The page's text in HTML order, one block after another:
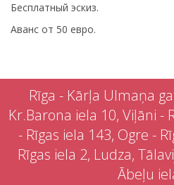
Бесплатный эскиз.
Аванс от 50 евро.
Rīga - Kārļa Ulmaņa
Kr.Barona iela 10, Viļāni -
- Rīgas iela 143, Ogre -
Rīgas iela 2, Ludza,
Ābeļu